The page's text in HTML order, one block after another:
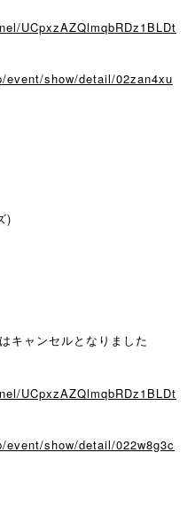
UCpxzAZQlmqbRDz1BLDt
show/detail/02zan4xu
)
キャンセルとなりました
UCpxzAZQlmqbRDz1BLDt
show/detail/022w8g3c